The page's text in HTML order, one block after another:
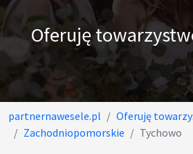
Oferuję
partnernawesele.pl
Oferuję
Zachodniopomorskie
Tychowo